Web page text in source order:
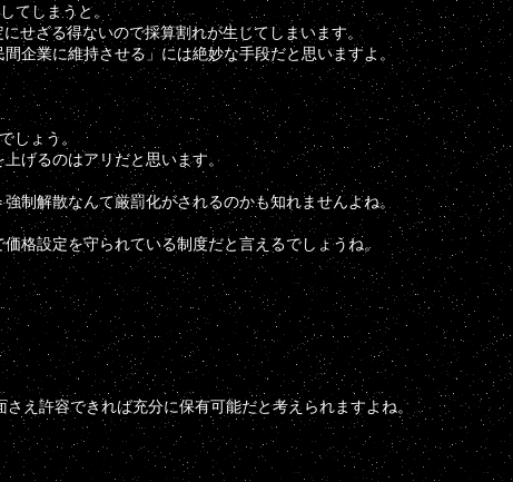
てしまうと。
せざる得ないので採算割れが生じてしまいます。
企業に維持させる」には絶妙な手段だと思いますよ。
しょう。
げるのはアリだと思います。
制解散なんて厳罰化がされるのかも知れませんよね。
格設定を守られている制度だと言えるでしょうね。
え許容できれば充分に保有可能だと考えられますよね。